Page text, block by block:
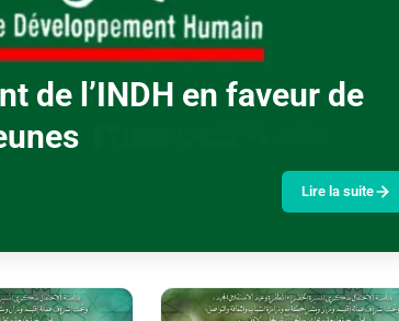
de l’INDH en faveur de
Lire la suite